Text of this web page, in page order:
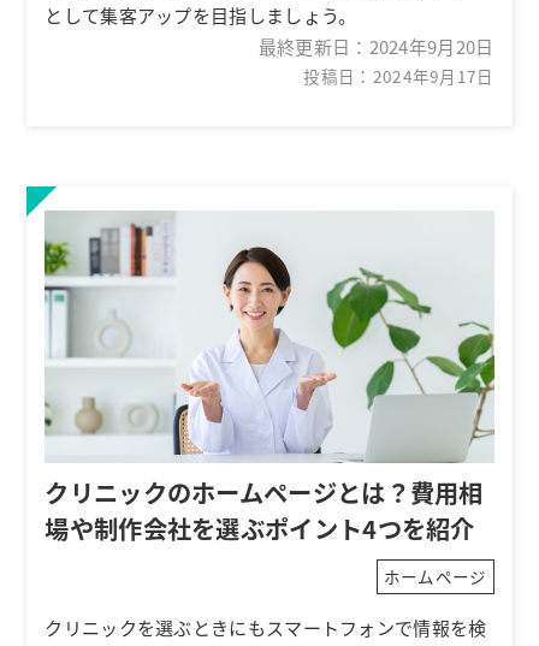
として集客アップを目指しましょう。
最終更新日： 2024年9月20日
投稿日：2024年9月17日
クリニックのホームページとは？費用相
場や制作会社を選ぶポイント4つを紹介
ホームページ
クリニックを選ぶときにもスマートフォンで情報を検